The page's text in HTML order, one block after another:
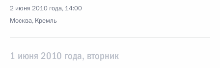
2 июня 2010 года, 14:00
Москва, Кремль
1 июня 2010 года, вторник